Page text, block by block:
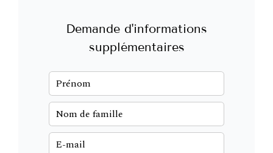
Demande d'informations
supplémentaires